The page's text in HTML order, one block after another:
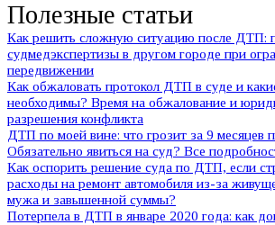
Полезные статьи
Как решить сложную ситуацию после ДТП:
судмедэкспертизы в другом городе при
передвижении
Как обжаловать протокол ДТП в суде и
необходимы? Время на обжалование и
разрешения конфликта
ДТП по моей вине: что грозит за 9 месяцев
Обязательно явиться на суд? Все
Как оспорить решение суда по ДТП, если
расходы на ремонт автомобиля из-за
мужа и завышенной суммы?
Потерпела в ДТП в январе 2020 года: как